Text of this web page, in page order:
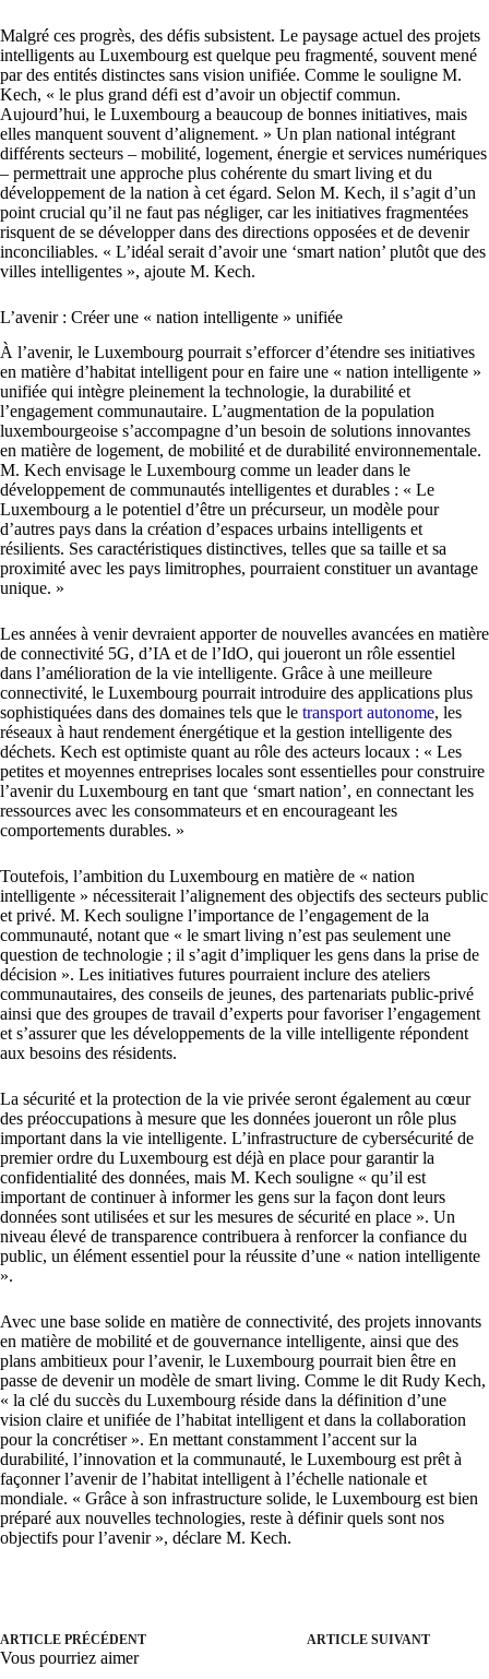
Malgré ces progrès, des défis subsistent. Le paysage actuel des projets
intelligents au Luxembourg est quelque peu fragmenté, souvent mené
par des entités distinctes sans vision unifiée. Comme le souligne M.
Kech, « le plus grand défi est d’avoir un objectif commun.
Aujourd’hui, le Luxembourg a beaucoup de bonnes initiatives, mais
elles manquent souvent d’alignement. » Un plan national intégrant
différents secteurs – mobilité, logement, énergie et services numériques
– permettrait une approche plus cohérente du smart living et du
développement de la nation à cet égard. Selon M. Kech, il s’agit d’un
point crucial qu’il ne faut pas négliger, car les initiatives fragmentées
risquent de se développer dans des directions opposées et de devenir
inconciliables. « L’idéal serait d’avoir une ‘smart nation’ plutôt que des
villes intelligentes », ajoute M. Kech.
L’avenir : Créer une « nation intelligente » unifiée
À l’avenir, le Luxembourg pourrait s’efforcer d’étendre ses initiatives
en matière d’habitat intelligent pour en faire une « nation intelligente »
unifiée qui intègre pleinement la technologie, la durabilité et
l’engagement communautaire. L’augmentation de la population
luxembourgeoise s’accompagne d’un besoin de solutions innovantes
en matière de logement, de mobilité et de durabilité environnementale.
M. Kech envisage le Luxembourg comme un leader dans le
développement de communautés intelligentes et durables : « Le
Luxembourg a le potentiel d’être un précurseur, un modèle pour
d’autres pays dans la création d’espaces urbains intelligents et
résilients. Ses caractéristiques distinctives, telles que sa taille et sa
proximité avec les pays limitrophes, pourraient constituer un avantage
unique. »
Les années à venir devraient apporter de nouvelles avancées en matière
de connectivité 5G, d’IA et de l’IdO, qui joueront un rôle essentiel
dans l’amélioration de la vie intelligente. Grâce à une meilleure
connectivité, le Luxembourg pourrait introduire des applications plus
sophistiquées dans des domaines tels que le transport autonome, les
réseaux à haut rendement énergétique et la gestion intelligente des
déchets. Kech est optimiste quant au rôle des acteurs locaux : « Les
petites et moyennes entreprises locales sont essentielles pour construire
l’avenir du Luxembourg en tant que ‘smart nation’, en connectant les
ressources avec les consommateurs et en encourageant les
comportements durables. »
Toutefois, l’ambition du Luxembourg en matière de « nation
intelligente » nécessiterait l’alignement des objectifs des secteurs public
et privé. M. Kech souligne l’importance de l’engagement de la
communauté, notant que « le smart living n’est pas seulement une
question de technologie ; il s’agit d’impliquer les gens dans la prise de
décision ». Les initiatives futures pourraient inclure des ateliers
communautaires, des conseils de jeunes, des partenariats public-privé
ainsi que des groupes de travail d’experts pour favoriser l’engagement
et s’assurer que les développements de la ville intelligente répondent
aux besoins des résidents.
La sécurité et la protection de la vie privée seront également au cœur
des préoccupations à mesure que les données joueront un rôle plus
important dans la vie intelligente. L’infrastructure de cybersécurité de
premier ordre du Luxembourg est déjà en place pour garantir la
confidentialité des données, mais M. Kech souligne « qu’il est
important de continuer à informer les gens sur la façon dont leurs
données sont utilisées et sur les mesures de sécurité en place ». Un
niveau élevé de transparence contribuera à renforcer la confiance du
public, un élément essentiel pour la réussite d’une « nation intelligente
».
Avec une base solide en matière de connectivité, des projets innovants
en matière de mobilité et de gouvernance intelligente, ainsi que des
plans ambitieux pour l’avenir, le Luxembourg pourrait bien être en
passe de devenir un modèle de smart living. Comme le dit Rudy Kech,
« la clé du succès du Luxembourg réside dans la définition d’une
vision claire et unifiée de l’habitat intelligent et dans la collaboration
pour la concrétiser ». En mettant constamment l’accent sur la
durabilité, l’innovation et la communauté, le Luxembourg est prêt à
façonner l’avenir de l’habitat intelligent à l’échelle nationale et
mondiale. « Grâce à son infrastructure solide, le Luxembourg est bien
préparé aux nouvelles technologies, reste à définir quels sont nos
objectifs pour l’avenir », déclare M. Kech.
ARTICLE PRÉCÉDENT ARTICLE SUIVANT
Vous pourriez aimer